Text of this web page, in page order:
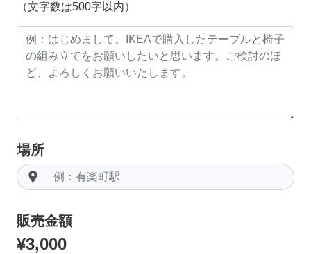
（文字数は500字以内）
場所
room
販売金額
¥3,000